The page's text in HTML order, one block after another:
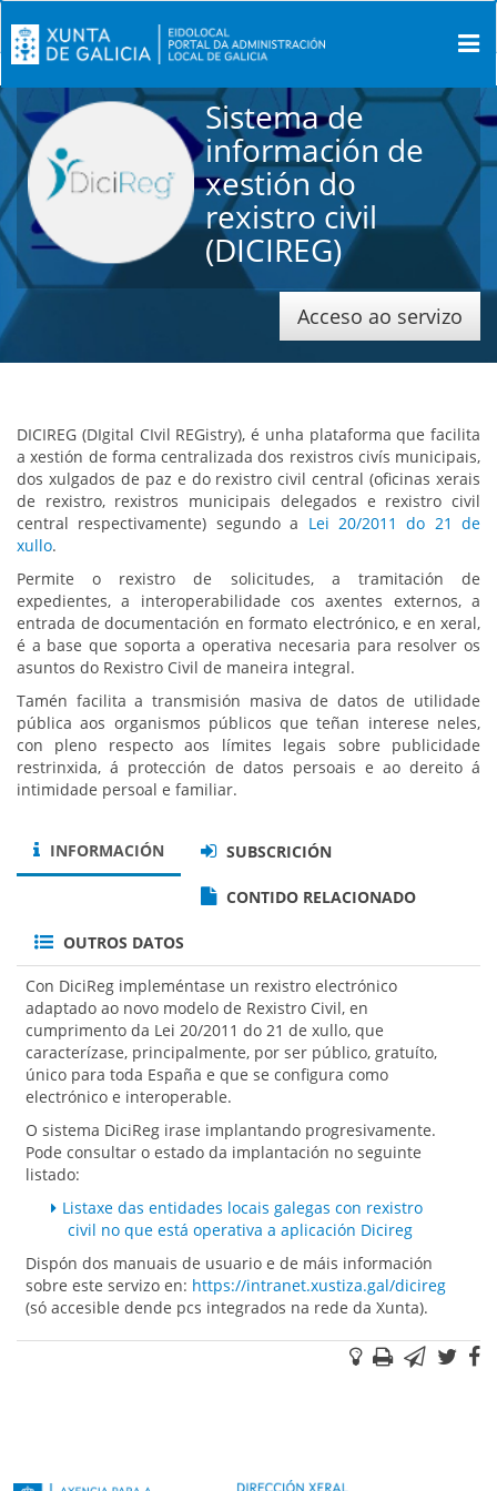
logo
servicio
Sistema de
información de
xestión do
rexistro civil
(DICIREG)
Acceso ao servizo
DICIREG (DIgital CIvil REGistry), é unha plataforma que facilita
a xestión de forma centralizada dos rexistros civís municipais,
dos xulgados de paz e do rexistro civil central (oficinas xerais
de rexistro, rexistros municipais delegados e rexistro civil
central respectivamente) segundo a Lei 20/2011 do 21 de
xullo.
Permite o rexistro de solicitudes, a tramitación de
expedientes, a interoperabilidade cos axentes externos, a
entrada de documentación en formato electrónico, e en xeral,
é a base que soporta a operativa necesaria para resolver os
asuntos do Rexistro Civil de maneira integral.
Tamén facilita a transmisión masiva de datos de utilidade
pública aos organismos públicos que teñan interese neles,
con pleno respecto aos límites legais sobre publicidade
restrinxida, á protección de datos persoais e ao dereito á
intimidade persoal e familiar.
INFORMACIÓN SUBSCRICIÓN
CONTIDO RELACIONADO
OUTROS DATOS
Con DiciReg impleméntase un rexistro electrónico
adaptado ao novo modelo de Rexistro Civil, en
cumprimento da Lei 20/2011 do 21 de xullo, que
caracterízase, principalmente, por ser público, gratuíto,
único para toda España e que se configura como
electrónico e interoperable.
O sistema DiciReg irase implantando progresivamente.
Pode consultar o estado da implantación no seguinte
listado:
Listaxe das entidades locais galegas con rexistro
civil no que está operativa a aplicación Dicireg
Dispón dos manuais de usuario e de máis información
sobre este servizo en: https://intranet.xustiza.gal/dicireg
(só accesible dende pcs integrados na rede da Xunta).
Suxestións
Imprimir
Correo